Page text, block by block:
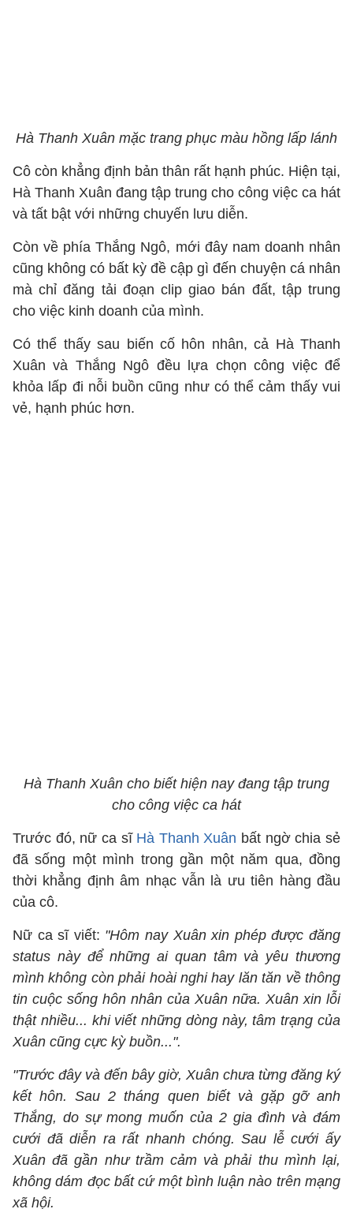
Hà Thanh Xuân mặc trang phục màu hồng lấp lánh
Cô còn khẳng định bản thân rất hạnh phúc. Hiện tại,
Hà Thanh Xuân đang tập trung cho công việc ca hát
và tất bật với những chuyến lưu diễn.
Còn về phía Thắng Ngô, mới đây nam doanh nhân
cũng không có bất kỳ đề cập gì đến chuyện cá nhân
mà chỉ đăng tải đoạn clip giao bán đất, tập trung
cho việc kinh doanh của mình.
Có thể thấy sau biến cố hôn nhân, cả Hà Thanh
Xuân và Thắng Ngô đều lựa chọn công việc để
khỏa lấp đi nỗi buồn cũng như có thể cảm thấy vui
vẻ, hạnh phúc hơn.
Hà Thanh Xuân cho biết hiện nay đang tập trung
cho công việc ca hát
Trước đó, nữ ca sĩ Hà Thanh Xuân bất ngờ chia sẻ
đã sống một mình trong gần một năm qua, đồng
thời khẳng định âm nhạc vẫn là ưu tiên hàng đầu
của cô.
Nữ ca sĩ viết: "Hôm nay Xuân xin phép được đăng
status này để những ai quan tâm và yêu thương
mình không còn phải hoài nghi hay lăn tăn về thông
tin cuộc sống hôn nhân của Xuân nữa. Xuân xin lỗi
thật nhiều... khi viết những dòng này, tâm trạng của
Xuân cũng cực kỳ buồn...".
"Trước đây và đến bây giờ, Xuân chưa từng đăng ký
kết hôn. Sau 2 tháng quen biết và gặp gỡ anh
Thắng, do sự mong muốn của 2 gia đình và đám
cưới đã diễn ra rất nhanh chóng. Sau lễ cưới ấy
Xuân đã gần như trầm cảm và phải thu mình lại,
không dám đọc bất cứ một bình luận nào trên mạng
xã hội.